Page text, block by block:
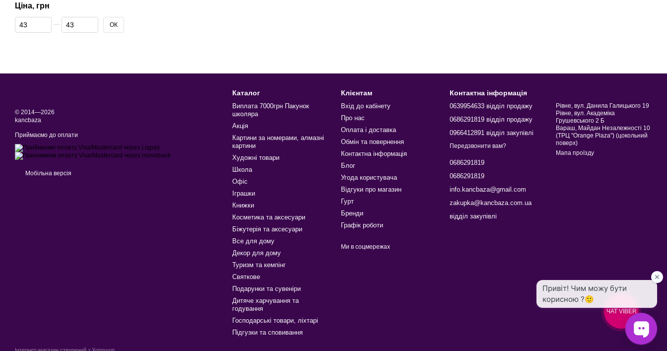
Ціна, грн
Від Ціна, грн
До Ціна, грн ОК
© 2014—2026
kancbaza
Приймаємо до оплати
Мобільна версія
Каталог
Виплата 7000грн Пакунок
школяра
Акція
Картини за номерами, алмазні
картини
Художні товари
Школа
Офіс
Іграшки
Книжки
Косметика та аксесуари
Біжутерія та аксесуари
Все для дому
Декор для дому
Туризм та кемпінг
Святкове
Подарунки та сувеніри
Дитяче харчування та
годування
Господарські товари, ліхтарі
Підгузки та сповивання
Клієнтам
Вхід до кабінету
Про нас
Оплата і доставка
Обмін та повернення
Контактна інформація
Блог
Угода користувача
Відгуки про магазин
Гурт
Бренди
Графік роботи
Ми в соцмережах
Контактна інформація
0639954633 відділ продажу
0686291819 відділ продажу
0966412891 відділ закупівлі
Передзвонити вам?
0686291819
0686291819
info.kancbaza@gmail.com
zakupka@kancbaza.com.ua
відділ закупівлі
Рівне, вул. Данила Галицького 19
Рівне, вул. Академіка
Грушевського 2 Б
Вараш, Майдан Незалежності 10
(ТРЦ "Orange Plaza") (цокольний
поверх)
Мапа проїзду
ЧАТ VIBER